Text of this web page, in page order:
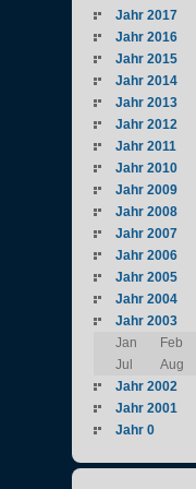
Jahr 2017
Jahr 2016
Jahr 2015
Jahr 2014
Jahr 2013
Jahr 2012
Jahr 2011
Jahr 2010
Jahr 2009
Jahr 2008
Jahr 2007
Jahr 2006
Jahr 2005
Jahr 2004
Jahr 2003
Jan
Feb
Jul
Aug
Jahr 2002
Jahr 2001
Jahr 0